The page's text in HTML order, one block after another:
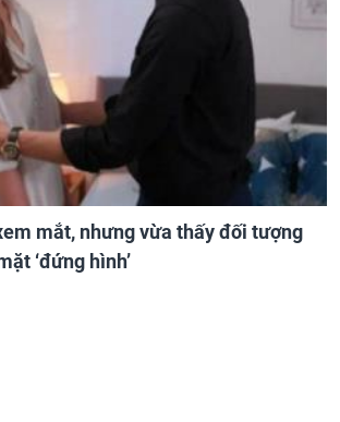
mắt, nhưng vừa thấy đối tượng
‘đứng hình’